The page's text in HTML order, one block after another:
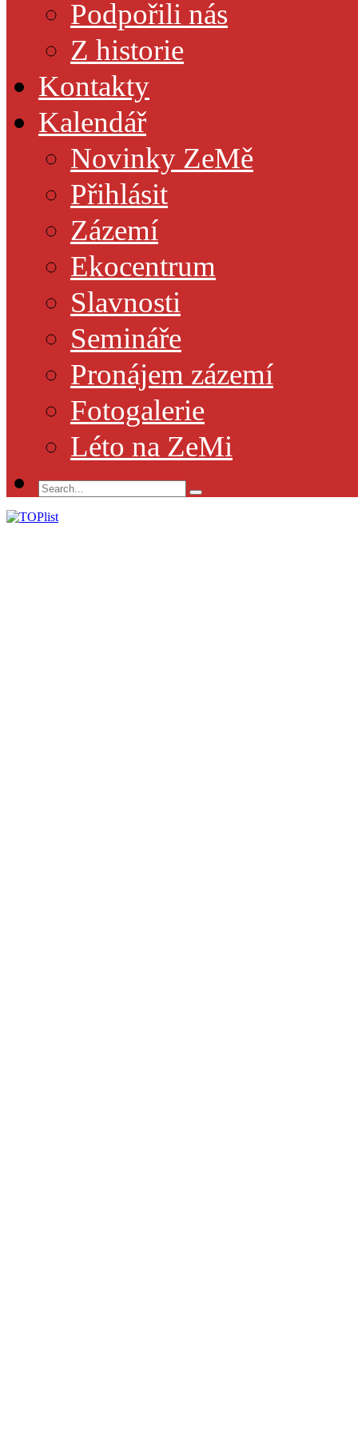
Podpořili nás
Z historie
Kontakty
Kalendář
Novinky ZeMě
Přihlásit
Zázemí
Ekocentrum
Slavnosti
Semináře
Pronájem zázemí
Fotogalerie
Léto na ZeMi